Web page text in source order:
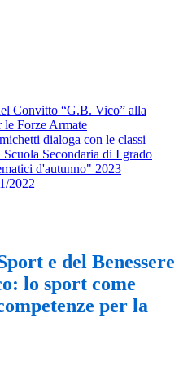
Convitto “G.B. Vico” alla
le Forze Armate
dialoga con le classi
Scuola Secondaria di I grado
d'autunno" 2023
2022
e del Benessere
lo sport come
per la